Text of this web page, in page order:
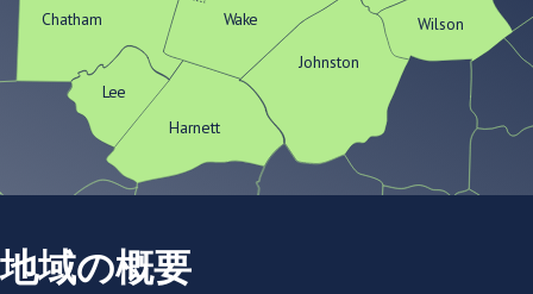
Chatham
Harnett
Johnston
Lee
Wake Wilson
地域の概要